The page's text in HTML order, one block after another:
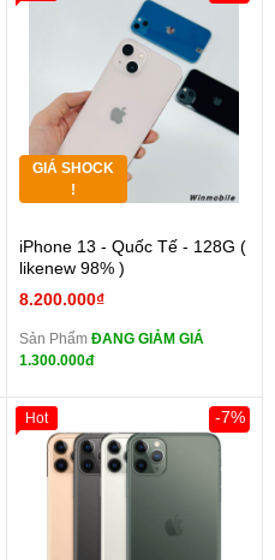
GIÁ SHOCK
!
iPhone 13 - Quốc Tế - 128G (
likenew 98% )
8.200.000₫
Sản Phẩm ĐANG GIẢM GIÁ
1.300.000đ
-7%
Hot